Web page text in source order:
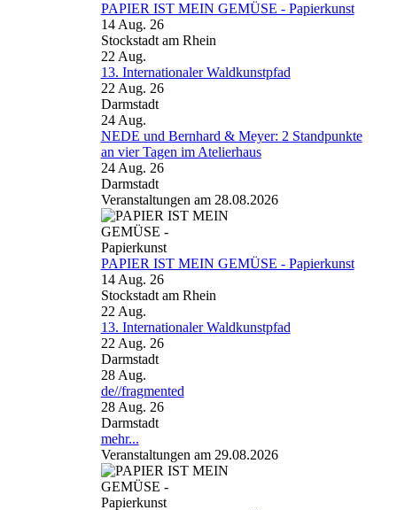
PAPIER IST MEIN GEMÜSE - Papierkunst
14 Aug. 26
Stockstadt am Rhein
22 Aug.
13. Internationaler Waldkunstpfad
22 Aug. 26
Darmstadt
24 Aug.
NEDE und Bernhard & Meyer: 2 Standpunkte
an vier Tagen im Atelierhaus
24 Aug. 26
Darmstadt
Veranstaltungen am 28.08.2026
PAPIER IST MEIN GEMÜSE - Papierkunst
14 Aug. 26
Stockstadt am Rhein
22 Aug.
13. Internationaler Waldkunstpfad
22 Aug. 26
Darmstadt
28 Aug.
de//fragmented
28 Aug. 26
Darmstadt
mehr...
Veranstaltungen am 29.08.2026